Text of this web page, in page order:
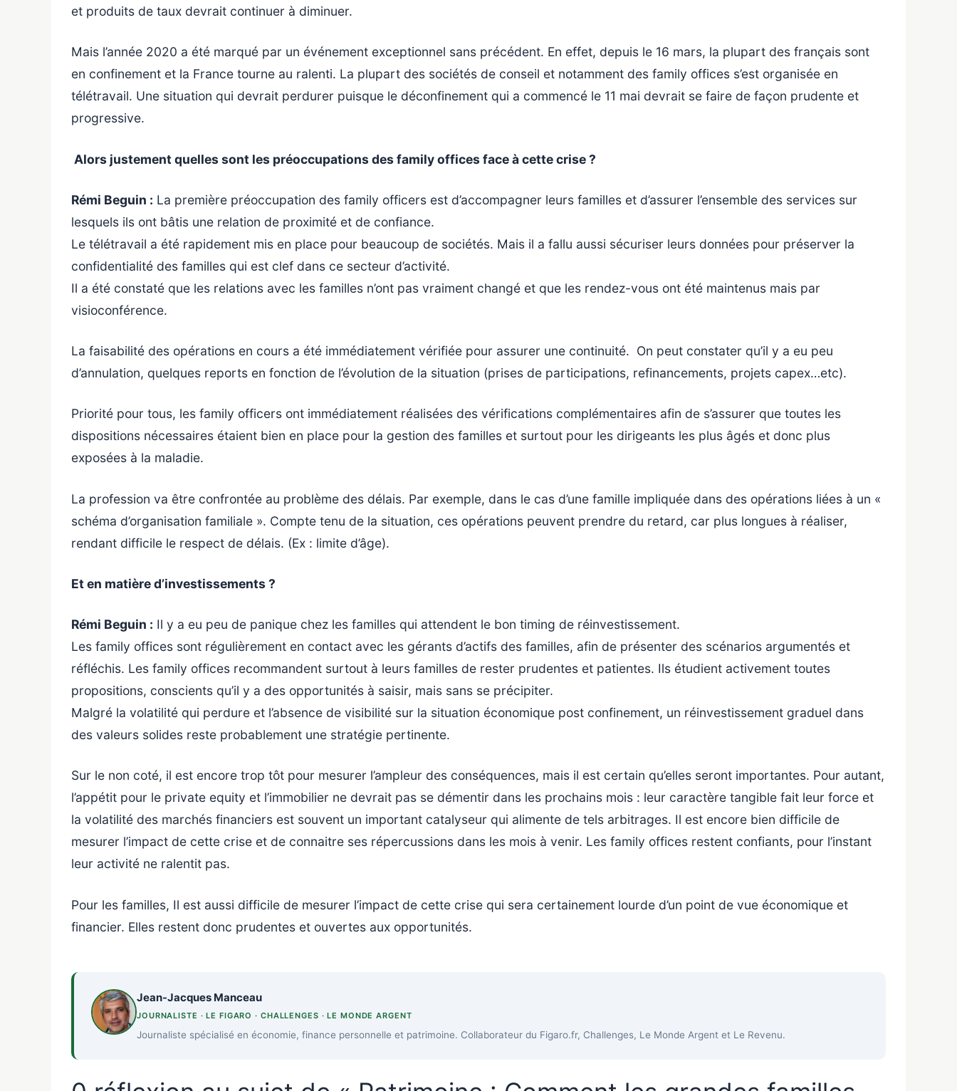
et produits de taux devrait continuer à diminuer.
Mais l’année 2020 a été marqué par un événement exceptionnel sans précédent. En effet, depuis le 16 mars, la plupart des français sont
en confinement et la France tourne au ralenti. La plupart des sociétés de conseil et notamment des family offices s’est organisée en
télétravail. Une situation qui devrait perdurer puisque le déconfinement qui a commencé le 11 mai devrait se faire de façon prudente et
progressive.
Alors justement quelles sont les préoccupations des family offices face à cette crise ?
Rémi Beguin : La première préoccupation des family officers est d’accompagner leurs familles et d’assurer l’ensemble des services sur
lesquels ils ont bâtis une relation de proximité et de confiance.
Le télétravail a été rapidement mis en place pour beaucoup de sociétés. Mais il a fallu aussi sécuriser leurs données pour préserver la
confidentialité des familles qui est clef dans ce secteur d’activité.
Il a été constaté que les relations avec les familles n’ont pas vraiment changé et que les rendez-vous ont été maintenus mais par
visioconférence.
La faisabilité des opérations en cours a été immédiatement vérifiée pour assurer une continuité. On peut constater qu’il y a eu peu
d’annulation, quelques reports en fonction de l’évolution de la situation (prises de participations, refinancements, projets capex…etc).
Priorité pour tous, les family officers ont immédiatement réalisées des vérifications complémentaires afin de s’assurer que toutes les
dispositions nécessaires étaient bien en place pour la gestion des familles et surtout pour les dirigeants les plus âgés et donc plus
exposées à la maladie.
La profession va être confrontée au problème des délais. Par exemple, dans le cas d’une famille impliquée dans des opérations liées à un «
schéma d’organisation familiale ». Compte tenu de la situation, ces opérations peuvent prendre du retard, car plus longues à réaliser,
rendant difficile le respect de délais. (Ex : limite d’âge).
Et en matière d’investissements ?
Rémi Beguin : Il y a eu peu de panique chez les familles qui attendent le bon timing de réinvestissement.
Les family offices sont régulièrement en contact avec les gérants d’actifs des familles, afin de présenter des scénarios argumentés et
réfléchis. Les family offices recommandent surtout à leurs familles de rester prudentes et patientes. Ils étudient activement toutes
propositions, conscients qu’il y a des opportunités à saisir, mais sans se précipiter.
Malgré la volatilité qui perdure et l’absence de visibilité sur la situation économique post confinement, un réinvestissement graduel dans
des valeurs solides reste probablement une stratégie pertinente.
Sur le non coté, il est encore trop tôt pour mesurer l’ampleur des conséquences, mais il est certain qu’elles seront importantes. Pour autant,
l’appétit pour le private equity et l’immobilier ne devrait pas se démentir dans les prochains mois : leur caractère tangible fait leur force et
la volatilité des marchés financiers est souvent un important catalyseur qui alimente de tels arbitrages. Il est encore bien difficile de
mesurer l’impact de cette crise et de connaitre ses répercussions dans les mois à venir. Les family offices restent confiants, pour l’instant
leur activité ne ralentit pas.
Pour les familles, Il est aussi difficile de mesurer l’impact de cette crise qui sera certainement lourde d’un point de vue économique et
financier. Elles restent donc prudentes et ouvertes aux opportunités.
Jean-Jacques Manceau
JOURNALISTE · LE FIGARO · CHALLENGES · LE MONDE ARGENT
Journaliste spécialisé en économie, finance personnelle et patrimoine. Collaborateur du Figaro.fr, Challenges, Le Monde Argent et Le Revenu.